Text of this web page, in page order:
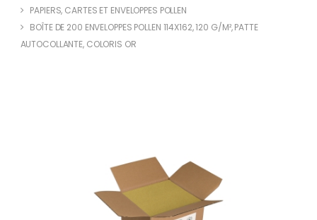
PAPIERS, CARTES ET ENVELOPPES POLLEN
BOÎTE DE 200 ENVELOPPES POLLEN 114X162, 120 G/M², PATTE
AUTOCOLLANTE, COLORIS OR